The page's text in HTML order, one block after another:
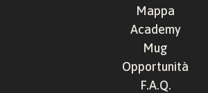
Mappa
Academy
Mug
Opportunità
F.A.Q.